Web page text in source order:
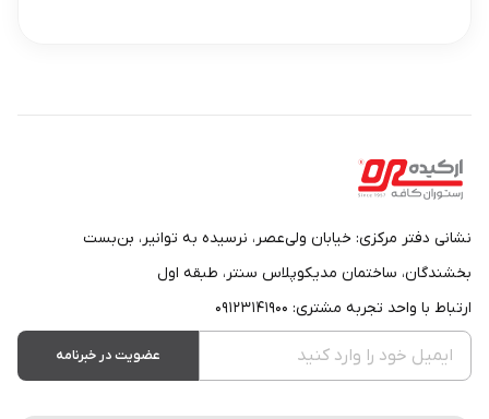
نشانی دفتر مرکزی: خیابان ولی‌عصر، نرسیده به توانیر، بن‌بست
بخشندگان، ساختمان مدیکوپلاس سنتر، طبقه اول
ارتباط با واحد تجربه مشتری: ۰۹۱۲۳۱۴۱۹۰۰
عضویت در خبرنامه